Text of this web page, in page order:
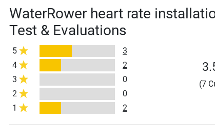
WaterRower heart rate
Test & Evaluations
5
3
4
2
3
0
2
0
1
2
(7